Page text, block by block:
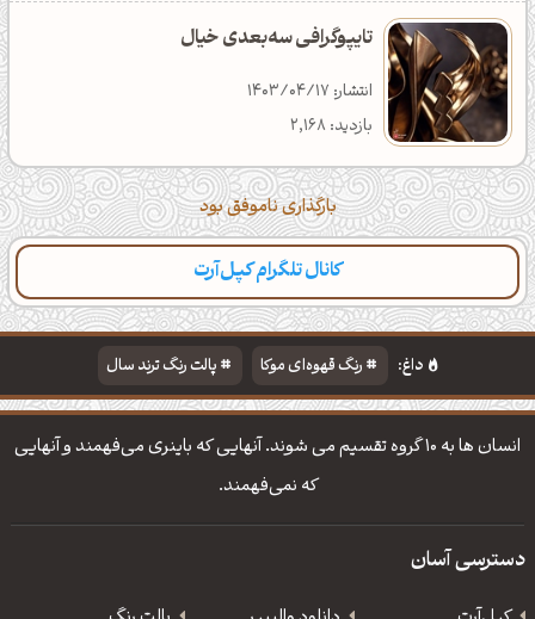
تایپوگرافی سه‌بعدی خیال
انتشار: 1403/04/17
بازدید: 2,168
بارگذاری ناموفق بود
کانال تلگرام کپل‌آرت
داغ: رنگ قهوه‌ای موکا
پالت رنگ ترند سال
دانلود والپیپر مذهبی
تایپوگرافی شعر مولانا
انسان ها به 10 گروه تقسیم می شوند. آنهایی كه باینری می‌فهمند و آنهایی
كه نمی‌فهمند.
دسترسی آسان